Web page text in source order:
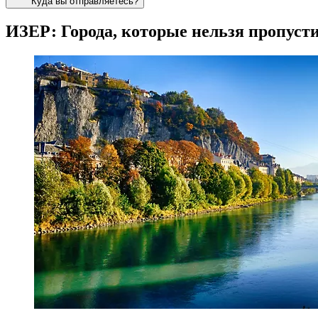
ИЗЕР: Города, которые нельзя